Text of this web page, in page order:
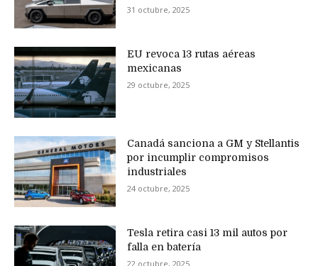
31 octubre, 2025
EU revoca 13 rutas aéreas
mexicanas
29 octubre, 2025
Canadá sanciona a GM y Stellantis
por incumplir compromisos
industriales
24 octubre, 2025
Tesla retira casi 13 mil autos por
falla en batería
22 octubre, 2025